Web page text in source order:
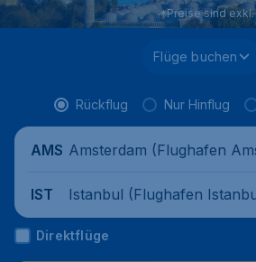
*Preise sind exkl.
Flüge buchen
Rückflug Nur Hinflug
AMS Amsterdam (Flughafen
IST
Istanbul (Flughafen
Direktflüge